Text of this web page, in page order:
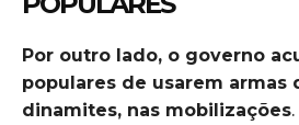
Por outro lado, o governo
populares de usarem armas
dinamites, nas mobilizações